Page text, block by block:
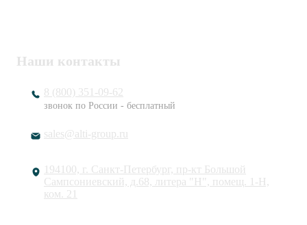
Наши контакты
8 (800) 351-09-62
звонок по России - бесплатный
sales@alti-group.ru
194100, г. Санкт-Петербург, пр-кт Большой
Сампсониевский, д.68, литера "Н", помещ. 1-Н,
ком. 21